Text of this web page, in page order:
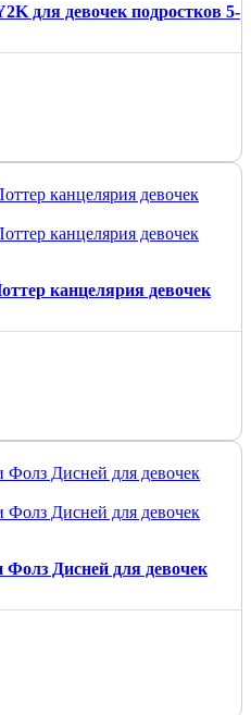
для девочек подростков 5-
канцелярия девочек
Дисней для девочек